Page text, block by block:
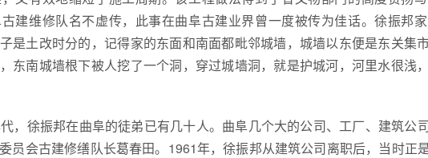
建维修队名不虚传，此事在曲阜古建业界曾一度被传为佳话。徐振邦
是土改时分的，记得家的东面和南面都毗邻城墙，城墙以东便是东关集
东南城墙根下被人挖了一个洞，穿过城墙洞，就是护城河，河里水很浅
，徐振邦在曲阜的徒弟已有几十人。曲阜几个大的公司、工厂、建筑公
员会古建修缮队长葛春田。1961年，徐振邦从建筑公司离职后，当时正